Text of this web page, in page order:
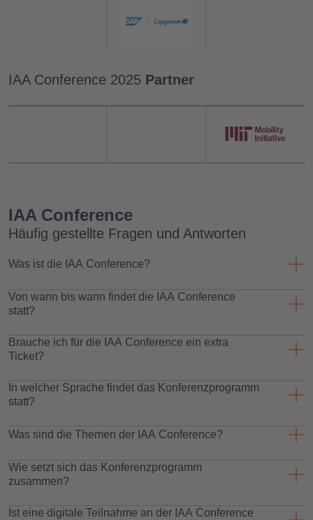
IAA Conference 2025 Partner
IAA Conference
Häufig gestellte Fragen und Antworten
Was ist die IAA Conference?
Die IAA Conference ist das internationale B2B-
Konferenzprogramm der IAA MOBILITY. Die Bühnen befinden sich
Messegeländes.
Von wann bis wann findet die IAA Conference
statt?
Die IAA Conference findet als Teil des IAA Summit vom 07. bis zum
10. September 2027 statt.
Brauche ich für die IAA Conference ein extra
Ticket?
Nein, der Besuch der Konferenzbühnen ist im regulären Summit-
Fachbesucher-Ticket sowie in den Presse- und Ausstellertickets
In welcher Sprache findet das Konferenzprogramm
statt?
Die Konferenzsprache der IAA Conference ist Englisch.
vorkommen und werden nicht übersetzt.
Was sind die Themen der IAA Conference?
Die Themen der IAA Conference sind so vielfältig wie die Mobilität
selbst – die Key Topics der IAA MOBILITY finden sich in den
Cycling, Micromobility und Öffentlicher Verkehr sowie öffentlicher
Wie setzt sich das Konferenzprogramm
zusammen?
Neben ausgewählten Diskussionen und Keynotes zahlreicher
Ist eine digitale Teilnahme an der IAA Conference